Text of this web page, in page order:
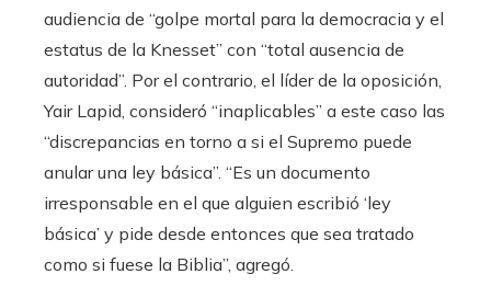
audiencia de “golpe mortal para la democracia y el
estatus de la Knesset” con “total ausencia de
autoridad”. Por el contrario, el líder de la oposición,
Yair Lapid, consideró “inaplicables” a este caso las
“discrepancias en torno a si el Supremo puede
anular una ley básica”. “Es un documento
irresponsable en el que alguien escribió ‘ley
básica’ y pide desde entonces que sea tratado
como si fuese la Biblia”, agregó.